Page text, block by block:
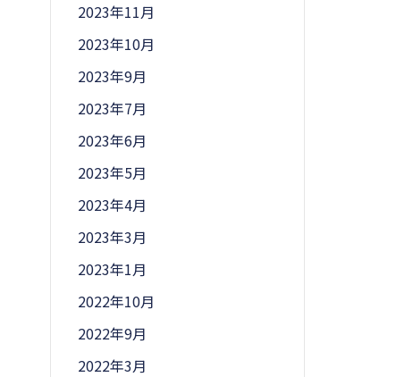
2023年11月
2023年10月
2023年9月
2023年7月
2023年6月
2023年5月
2023年4月
2023年3月
2023年1月
2022年10月
2022年9月
2022年3月